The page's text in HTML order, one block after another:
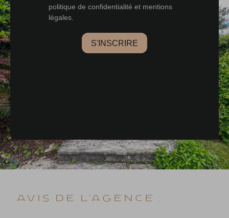
Avis de l'agence :